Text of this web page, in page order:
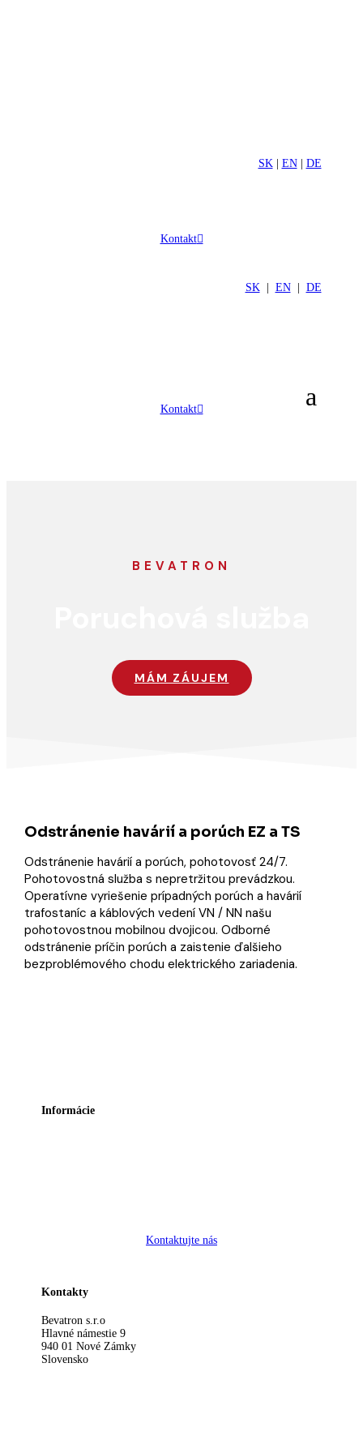
SK EN| DE
Kontakt
SK EN| DE
Kontakt
BEVATRON
MÁM ZÁUJEM
Odstránenie havárií a porúch EZ a TS
Odstránenie havárií a porúch, pohotovosť 24/7.
Pohotovostná služba s nepretržitou prevádzkou.
Operatívne vyriešenie prípadných porúch a havárií
trafostaníc a káblových vedení VN / NN našu
pohotovostnou mobilnou dvojicou. Odborné
odstránenie príčin porúch a zaistenie ďalšieho
bezproblémového chodu elektrického zariadenia.
Informácie
Kontaktujte nás
Kontakty
Bevatron s.r.o
Hlavné námestie 9
940 01 Nové Zámky
Slovensko